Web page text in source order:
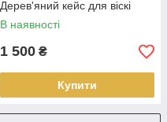
Дерев'яний кейс для віскі
В наявності
1 500 ₴
Купити